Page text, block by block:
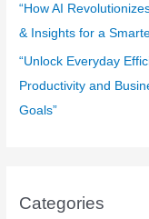
“How AI
& Insights for a
“Unlock Everyday
Productivity and
Goals”
Categories